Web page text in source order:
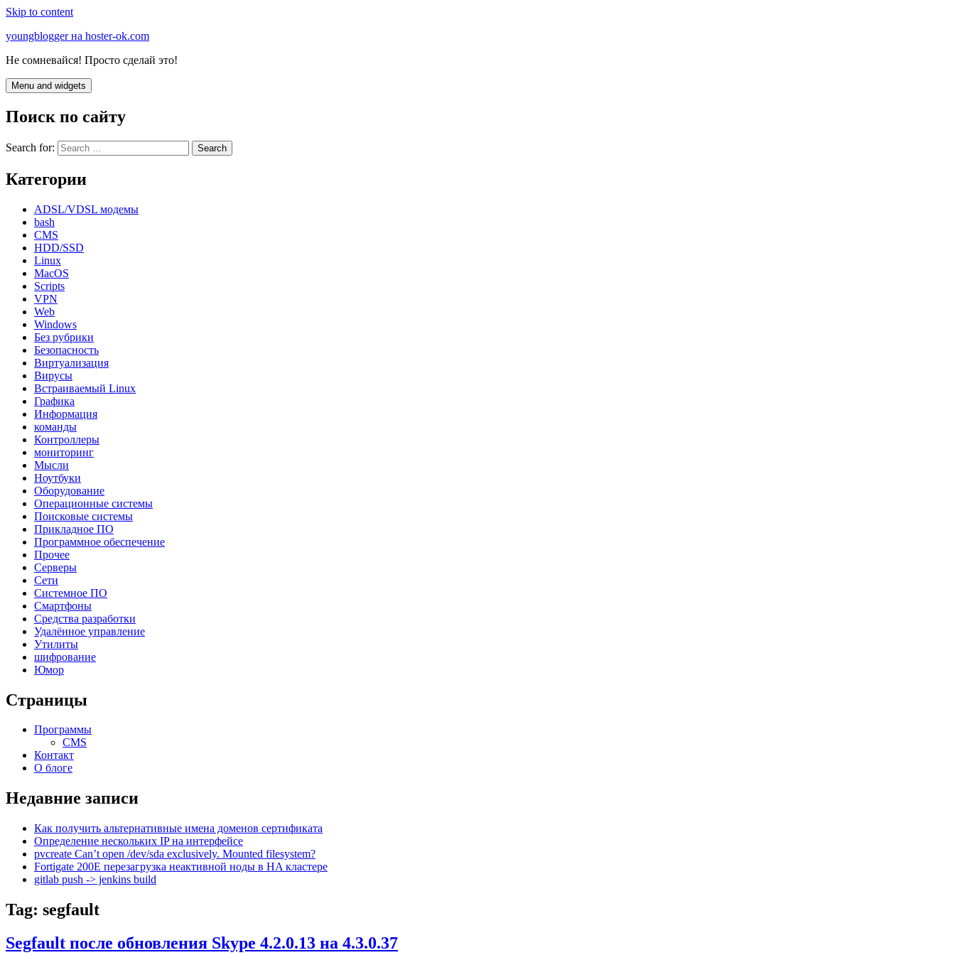
Skip to content
youngblogger на hoster-ok.com
Не сомневайся! Просто сделай это!
Menu and widgets
Поиск по сайту
Search for:
Категории
ADSL/VDSL модемы
bash
CMS
HDD/SSD
Linux
MacOS
Scripts
VPN
Web
Windows
Без рубрики
Безопасность
Виртуализация
Вирусы
Встраиваемый Linux
Графика
Информация
команды
Контроллеры
мониторинг
Мысли
Ноутбуки
Оборудование
Операционные системы
Поисковые системы
Прикладное ПО
Программное обеспечение
Прочее
Серверы
Сети
Системное ПО
Смартфоны
Средства разработки
Удалённое управление
Утилиты
шифрование
Юмор
Страницы
Программы
CMS
Контакт
О блоге
Недавние записи
Как получить альтернативные имена доменов сертификата
Определение нескольких IP на интерфейсе
pvcreate Can’t open /dev/sda exclusively. Mounted filesystem?
Fortigate 200E перезагрузка неактивной ноды в HA кластере
gitlab push -> jenkins build
Tag: segfault
Segfault после обновления Skype 4.2.0.13 на 4.3.0.37